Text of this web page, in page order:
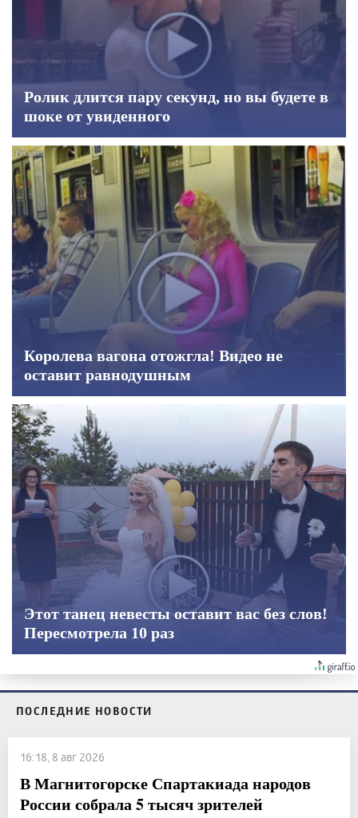
Ролик длится пару секунд, но вы будете в
шоке от увиденного
Королева вагона отожгла! Видео не
оставит равнодушным
Этот танец невесты оставит вас без слов!
Пересмотрела 10 раз
ПОСЛЕДНИЕ НОВОСТИ
16:18, 8 авг 2026
В Магнитогорске Спартакиада народов
России собрала 5 тысяч зрителей